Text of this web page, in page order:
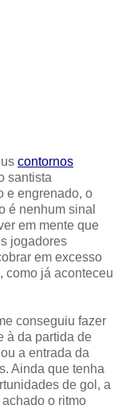
contornos
santista
e engrenado, o
é nenhum sinal
em mente que
jogadores
em excesso
como já aconteceu
conseguiu fazer
à da partida de
a entrada da
Ainda que tenha
de gol, a
o ritmo